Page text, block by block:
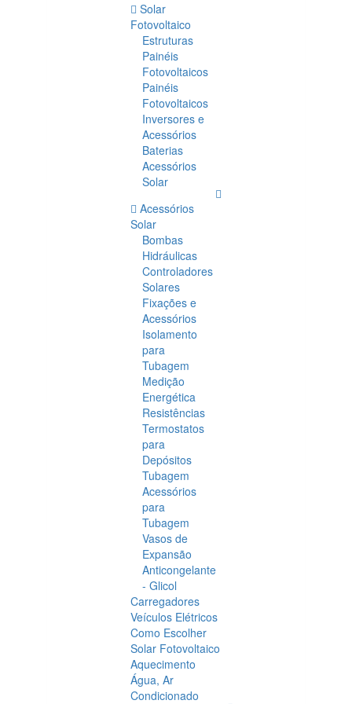
Solar
Fotovoltaico
Estruturas
Painéis
Fotovoltaicos
Painéis
Fotovoltaicos
Inversores e
Acessórios
Baterias
Acessórios
Solar
Acessórios
Solar
Bombas
Hidráulicas
Controladores
Solares
Fixações e
Acessórios
Isolamento
para
Tubagem
Medição
Energética
Resistências
Termostatos
para
Depósitos
Tubagem
Acessórios
para
Tubagem
Vasos de
Expansão
Anticongelante
- Glicol
Carregadores
Veículos Elétricos
Como Escolher
Solar Fotovoltaico
Aquecimento
Água, Ar
Condicionado